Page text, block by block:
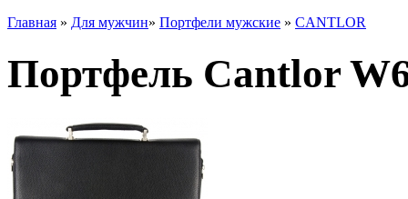
Главная » Для мужчин» Портфели мужские » CANTLOR
Портфель Cantlor